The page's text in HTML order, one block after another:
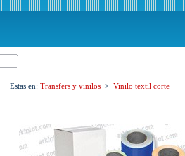
Estas en: Transfers y vinilos > Vinilo textil corte